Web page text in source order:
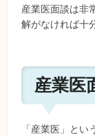
産業医面談は非
解がなければ十
産業医
「産業医」と